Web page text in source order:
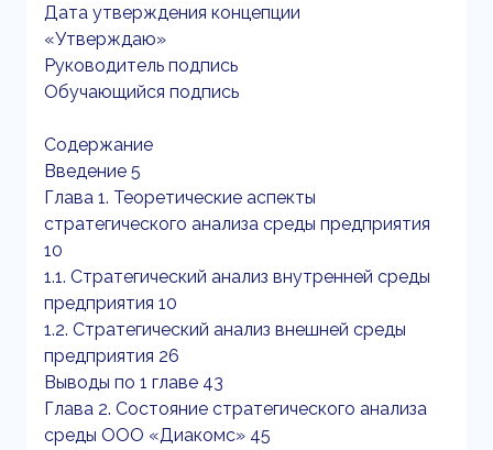
Дата утверждения концепции
«Утверждаю»
Руководитель подпись
Обучающийся подпись
Содержание
Введение 5
Глава 1. Теоретические аспекты
стратегического анализа среды предприятия
10
1.1. Стратегический анализ внутренней среды
предприятия 10
1.2. Стратегический анализ внешней среды
предприятия 26
Выводы по 1 главе 43
Глава 2. Состояние стратегического анализа
среды ООО «Диакомс» 45